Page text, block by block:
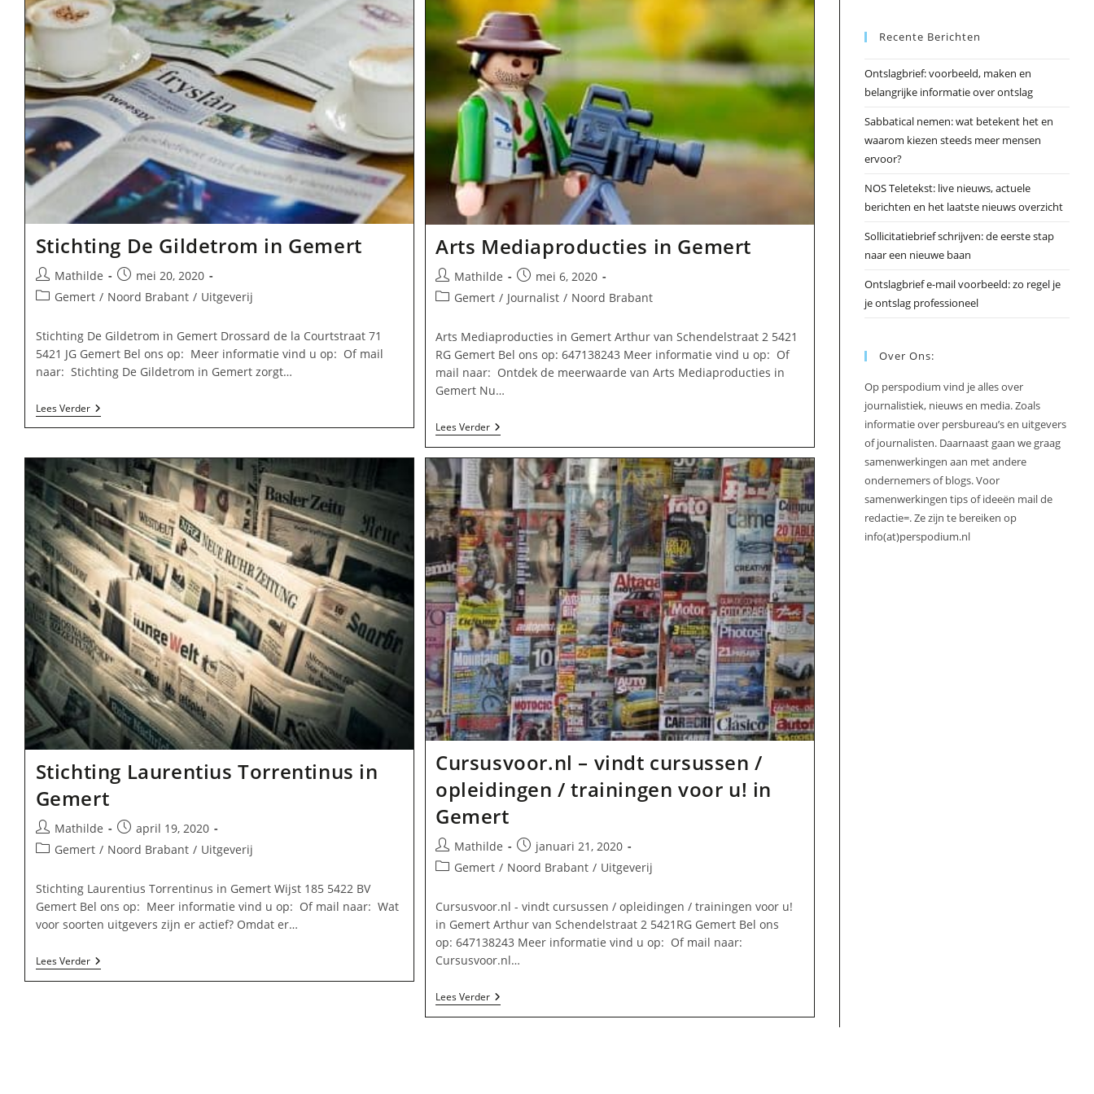
Stichting De Gildetrom in Gemert
Bericht
auteur:
Mathilde
Bericht
gepubliceerd
mei 20, 2020
Berichtcategorie:
Gemert / Noord Brabant / Uitgeverij
Stichting De Gildetrom in Gemert Drossard de la Courtstraat 71
5421 JG Gemert Bel ons op: Meer informatie vind u op: Of mail
naar: Stichting De Gildetrom in Gemert zorgt…
Lees VerderStichting
De
Gemert
Arts Mediaproducties in Gemert
Bericht
auteur:
Mathilde
Bericht
gepubliceerd
mei 6, 2020
Berichtcategorie:
Gemert / Journalist / Noord Brabant
Arts Mediaproducties in Gemert Arthur van Schendelstraat 2 5421
RG Gemert Bel ons op: 647138243 Meer informatie vind u op: Of
mail naar: Ontdek de meerwaarde van Arts Mediaproducties in
Gemert Nu…
Lees VerderArts
Mediaproducties
Gemert
Stichting Laurentius Torrentinus in
Gemert
Bericht
auteur:
Mathilde
Bericht
gepubliceerd
april 19, 2020
Berichtcategorie:
Gemert / Noord Brabant / Uitgeverij
Stichting Laurentius Torrentinus in Gemert Wijst 185 5422 BV
Gemert Bel ons op: Meer informatie vind u op: Of mail naar: Wat
voor soorten uitgevers zijn er actief? Omdat er…
Lees VerderStichting
Laurentius
Cursusvoor.nl – vindt cursussen /
opleidingen / trainingen voor u! in
Gemert
Bericht
auteur:
Mathilde
Bericht
gepubliceerd
januari 21, 2020
Berichtcategorie:
Gemert / Noord Brabant / Uitgeverij
Cursusvoor.nl - vindt cursussen / opleidingen / trainingen voor u!
in Gemert Arthur van Schendelstraat 2 5421RG Gemert Bel ons
op: 647138243 Meer informatie vind u op: Of mail naar:
Cursusvoor.nl…
Lees VerderCursusvoor.nl
–
Vindt
Recente Berichten
Ontslagbrief: voorbeeld, maken en
belangrijke informatie over ontslag
Sabbatical nemen: wat betekent het en
waarom kiezen steeds meer mensen
ervoor?
NOS Teletekst: live nieuws, actuele
berichten en het laatste nieuws overzicht
Sollicitatiebrief schrijven: de eerste stap
naar een nieuwe baan
Ontslagbrief e-mail voorbeeld: zo regel je
je ontslag professioneel
Over Ons:
Op perspodium vind je alles over
journalistiek, nieuws en media. Zoals
informatie over persbureau’s en uitgevers
of journalisten. Daarnaast gaan we graag
samenwerkingen aan met andere
ondernemers of blogs. Voor
samenwerkingen tips of ideeën mail de
redactie=. Ze zijn te bereiken op
info(at)perspodium.nl